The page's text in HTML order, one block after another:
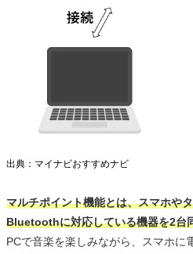
出典：マイナビおすすめナビ
マルチポイント機能とは、スマホや
Bluetoothに対応している機器を2台
PCで音楽を楽しみながら、スマホに